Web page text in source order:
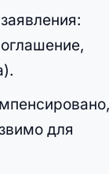
для